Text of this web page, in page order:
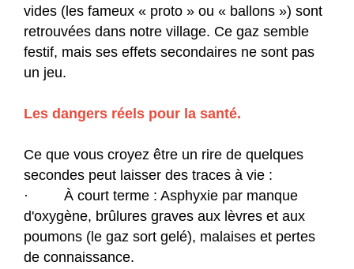
vides (les fameux « proto » ou « ballons ») sont
retrouvées dans notre village. Ce gaz semble
festif, mais ses effets secondaires ne sont pas
un jeu.
Les dangers réels pour la santé.
Ce que vous croyez être un rire de quelques
secondes peut laisser des traces à vie :
· À court terme : Asphyxie par manque
d'oxygène, brûlures graves aux lèvres et aux
poumons (le gaz sort gelé), malaises et pertes
de connaissance.